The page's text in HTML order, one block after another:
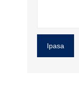
Ipasa